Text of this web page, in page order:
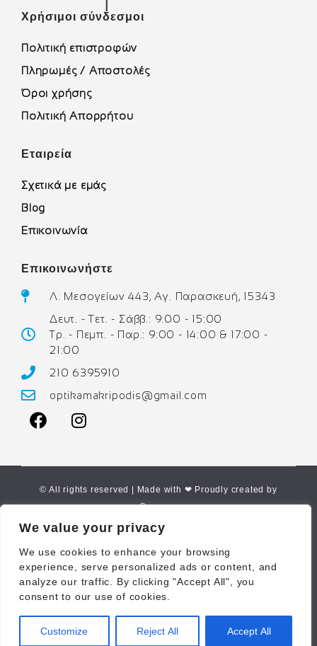
We value your privacy
We use cookies to enhance your browsing
experience, serve personalized ads or content, and
analyze our traffic. By clicking "Accept All", you
consent to our use of cookies.
Customize Reject All Accept All
Χρήσιμοι σύνδεσμοι
Πολιτική επιστροφών
Πληρωμές / Αποστολές
Όροι χρήσης
Πολιτική Απορρήτου
Εταιρεία
Σχετικά με εμάς
Blog
Επικοινωνία
Επικοινωνήστε
Λ. Μεσογείων 443, Αγ. Παρασκευή, 15343
Δευτ. - Τετ. - Σάββ.: 9:00 - 15:00
Τρ. - Πεμπ. - Παρ.: 9:00 - 14:00 & 17:00 -
21:00
210 6395910
optikamakripodis@gmail.com
© All rights reserved | Made with ❤ Proudly created by
Corne.gr